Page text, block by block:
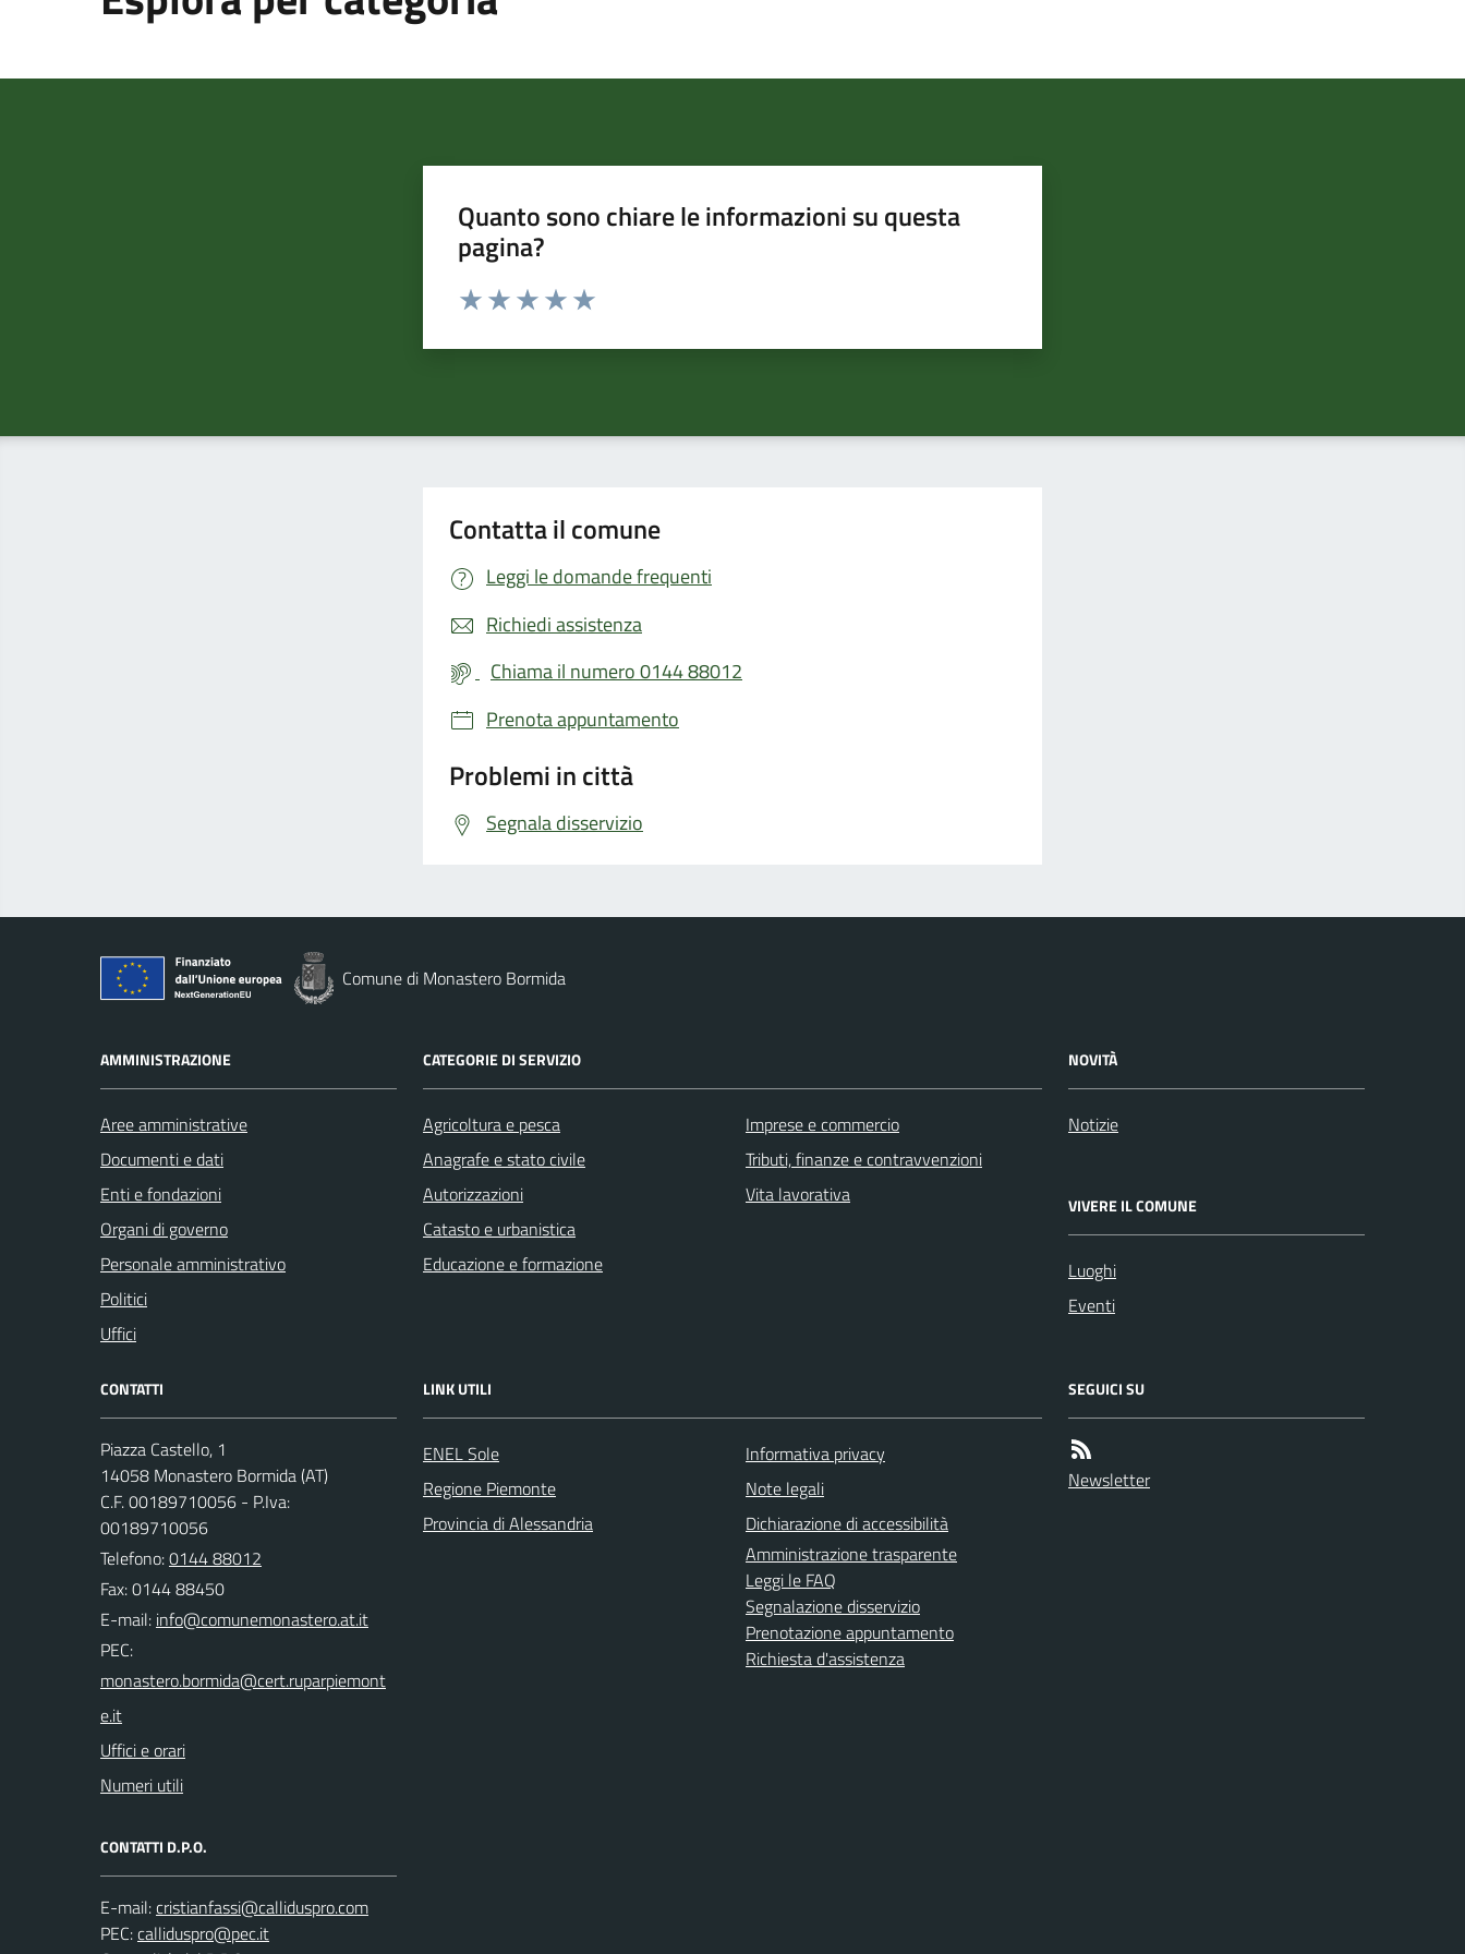
Quanto sono chiare le informazioni su questa
pagina?
Valuta da 1 a 5 stelle la pagina
Contatta il comune
Leggi le domande frequenti
Richiedi assistenza
Chiama il numero 0144 88012
Prenota appuntamento
Problemi in città
Segnala disservizio
Comune di Monastero Bormida
AMMINISTRAZIONE
Aree amministrative
Documenti e dati
Enti e fondazioni
Organi di governo
Personale amministrativo
Politici
Uffici
CATEGORIE DI SERVIZIO
Agricoltura e pesca
Anagrafe e stato civile
Autorizzazioni
Catasto e urbanistica
Educazione e formazione
Imprese e commercio
Tributi, finanze e contravvenzioni
Vita lavorativa
NOVITÀ
Notizie
VIVERE IL COMUNE
Luoghi
Eventi
CONTATTI
Piazza Castello, 1
14058 Monastero Bormida (AT)
C.F. 00189710056 - P.Iva:
00189710056
Telefono:0144 88012
Fax: 0144 88450
E-mail:
PEC:
Uffici e orari
Numeri utili
CONTATTI D.P.O.
E-mail:
PEC:
LINK UTILI
ENEL Sole
Regione Piemonte
Provincia di Alessandria
Informativa privacy
Note legali
Dichiarazione di accessibilità
Amministrazione trasparente
Leggi le FAQ
Segnalazione disservizio
Prenotazione appuntamento
Richiesta d'assistenza
SEGUICI SU
Newsletter